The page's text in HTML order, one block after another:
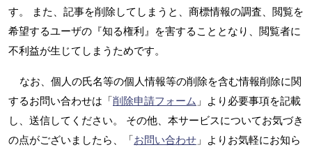
す。 また、記事を削除してしまうと、商標情報の調査、閲覧を
希望するユーザの『知る権利』を害することとなり、閲覧者に
不利益が生じてしまうためです。
なお、個人の氏名等の個人情報等の削除を含む情報削除に関
するお問い合わせは「削除申請フォーム 」より必要事項を記載
し、送信してください。 その他、本サービスについてお気づき
の点がございましたら、「お問い合わせ 」よりお気軽にお知ら